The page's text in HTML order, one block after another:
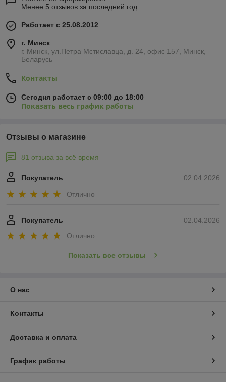
Менее 5 отзывов за последний год
Работает с 25.08.2012
г. Минск
г. Минск, ул.Петра Мстиславца, д. 24, офис 157, Минск,
Беларусь
Контакты
Сегодня работает с 09:00 до 18:00
Показать весь график работы
Отзывы о магазине
81 отзыва за всё время
02.04.2026
Покупатель
Отлично
02.04.2026
Покупатель
Отлично
Показать все отзывы
О нас
Контакты
Доставка и оплата
График работы